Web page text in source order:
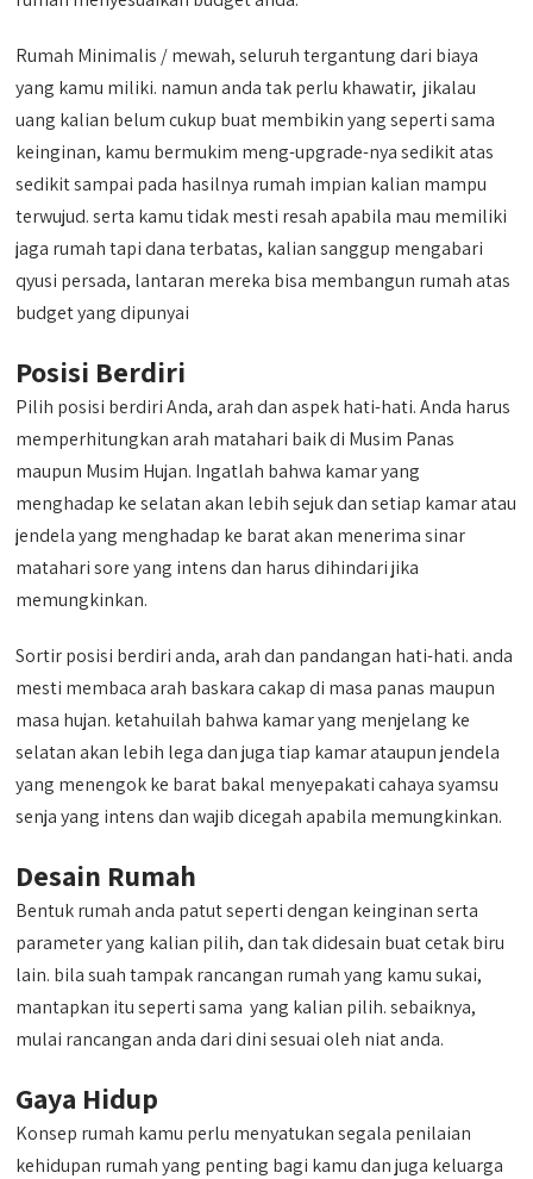
Rumah Minimalis / mewah, seluruh tergantung dari biaya
yang kamu miliki. namun anda tak perlu khawatir, jikalau
uang kalian belum cukup buat membikin yang seperti sama
keinginan, kamu bermukim meng-upgrade-nya sedikit atas
sedikit sampai pada hasilnya rumah impian kalian mampu
terwujud. serta kamu tidak mesti resah apabila mau memiliki
jaga rumah tapi dana terbatas, kalian sanggup mengabari
qyusi persada, lantaran mereka bisa membangun rumah atas
budget yang dipunyai
Posisi Berdiri
Pilih posisi berdiri Anda, arah dan aspek hati-hati. Anda harus
memperhitungkan arah matahari baik di Musim Panas
maupun Musim Hujan. Ingatlah bahwa kamar yang
menghadap ke selatan akan lebih sejuk dan setiap kamar atau
jendela yang menghadap ke barat akan menerima sinar
matahari sore yang intens dan harus dihindari jika
memungkinkan.
Sortir posisi berdiri anda, arah dan pandangan hati-hati. anda
mesti membaca arah baskara cakap di masa panas maupun
masa hujan. ketahuilah bahwa kamar yang menjelang ke
selatan akan lebih lega dan juga tiap kamar ataupun jendela
yang menengok ke barat bakal menyepakati cahaya syamsu
senja yang intens dan wajib dicegah apabila memungkinkan.
Desain Rumah
Bentuk rumah anda patut seperti dengan keinginan serta
parameter yang kalian pilih, dan tak didesain buat cetak biru
lain. bila suah tampak rancangan rumah yang kamu sukai,
mantapkan itu seperti sama yang kalian pilih. sebaiknya,
mulai rancangan anda dari dini sesuai oleh niat anda.
Gaya Hidup
Konsep rumah kamu perlu menyatukan segala penilaian
kehidupan rumah yang penting bagi kamu dan juga keluarga